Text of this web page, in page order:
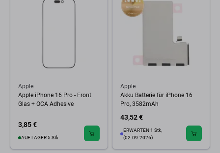
Apple
Apple iPhone 16 Pro - Front
Glas + OCA Adhesive
3,85 €
AUF LAGER 5 Stk
Apple
Akku Batterie für iPhone 16
Pro, 3582mAh
43,52 €
ERWARTEN 1 Stk,
(02.09.2026)